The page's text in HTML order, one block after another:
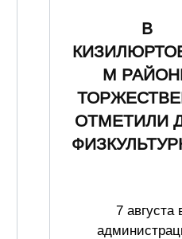
В
М
ОТМЕТИЛИ
7 августа